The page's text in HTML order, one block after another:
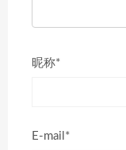
昵称*
E-mail*